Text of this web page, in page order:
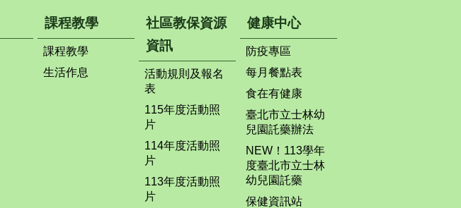
課程教學
課程教學
生活作息
社區教保資源
資訊
活動規則及報名
表
115年度活動照
片
114年度活動照
片
113年度活動照
片
健康中心
防疫專區
每月餐點表
食在有健康
臺北市立士林幼
兒園託藥辦法
NEW！113學年
度臺北市立士林
幼兒園託藥
保健資訊站